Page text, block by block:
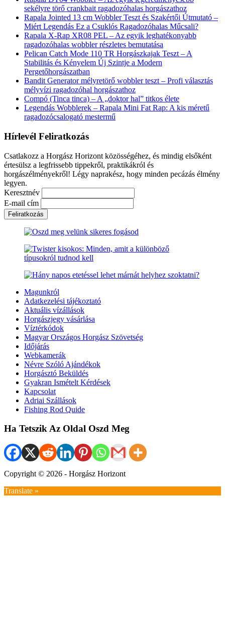
sekélyre törő crankbait ragadozóhalas horgászathoz
Rapala Jointed 13 cm Wobbler Teszt és Szakértői Útmutató –
Miért Legendás Ez a Csuklós Ragadozóhalas Műcsali?
Rapala X-Rap XR08 PEL – Az egyik leghatékonyabb
ragadozóhalas wobbler részletes bemutatása
Pelican Catch Mode 110 TR Horgászkajak Teszt – A
Stabilitás és Kényelem Új Szintje a Modern
Pergetőhorgászatban
Bandit Generator mélyretörő wobbler teszt – Profi választás
mélyvízi ragadozóhal horgászathoz
Compó (Tinca tinca) – A „doktor hal” titkos élete
Legendás Wobblerek – Rapala Mini Fat Rap: A kis méretű
ragadozócsalogató mestermű
Hírlevél Feliratkozás
Csatlakozz a Horgász Horizont közösségéhez, és mindig elsőként
értesülsz a legfrissebb tippekről, praktikákról és
horgászélményekről! Légy naprakész, hogy minden pecázás élmény
legyen.
Keresztnév
E-mail cím
Magunkról
Adatkezelési tájékoztató
Aktuális vízállások
Horgászjegy vásárlása
Víztérkódok
Magyar Országos Horgász Szövetség
Időjárás
Webkamerák
Névre Szóló Ajándékok
Horgásztó Beküldés
Gyakran Ismételt Kérdések
Kapcsolat
Adriai Szállások
Fishing Rod Quide
Ha Tetszik Az Oldal Oszd Meg
Copyright © 2026 - Horgász Horizont
Translate »